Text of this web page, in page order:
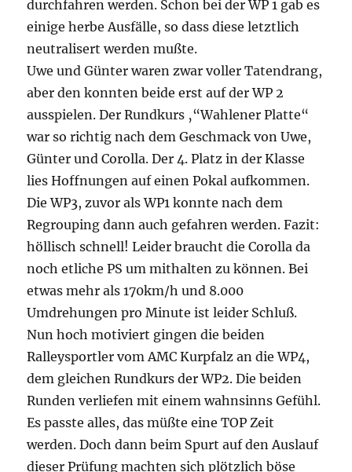
durchfahren werden. Schon bei der WP 1 gab es
einige herbe Ausfälle, so dass diese letztlich
neutralisert werden mußte.
Uwe und Günter waren zwar voller Tatendrang,
aber den konnten beide erst auf der WP 2
ausspielen. Der Rundkurs ‚“Wahlener Platte“
war so richtig nach dem Geschmack von Uwe,
Günter und Corolla. Der 4. Platz in der Klasse
lies Hoffnungen auf einen Pokal aufkommen.
Die WP3, zuvor als WP1 konnte nach dem
Regrouping dann auch gefahren werden. Fazit:
höllisch schnell! Leider braucht die Corolla da
noch etliche PS um mithalten zu können. Bei
etwas mehr als 170km/h und 8.000
Umdrehungen pro Minute ist leider Schluß.
Nun hoch motiviert gingen die beiden
Ralleysportler vom AMC Kurpfalz an die WP4,
dem gleichen Rundkurs der WP2. Die beiden
Runden verliefen mit einem wahnsinns Gefühl.
Es passte alles, das müßte eine TOP Zeit
werden. Doch dann beim Spurt auf den Auslauf
dieser Prüfung machten sich plötzlich böse